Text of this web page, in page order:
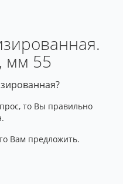
мм 55
то Вы правильно
Вам предложить.